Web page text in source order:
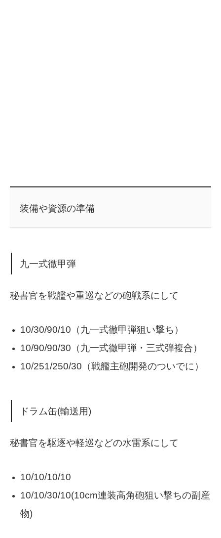
装備や資源の準備
九一式徹甲弾
秘書官を戦艦や重巡などの砲戦系にして
10/30/90/10（九一式徹甲弾狙い撃ち）
10/90/90/30（九一式徹甲弾・三式弾複合）
10/251/250/30（戦艦主砲開発のついでに）
ドラム缶(輸送用)
秘書官を駆逐や軽巡などの水雷系にして
10/10/10/10
10/10/30/10(10cm連装高角砲狙い撃ちの副産
物)